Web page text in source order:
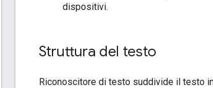
dispositivi.
Struttura del testo
Riconoscitore di testo suddivide il testo